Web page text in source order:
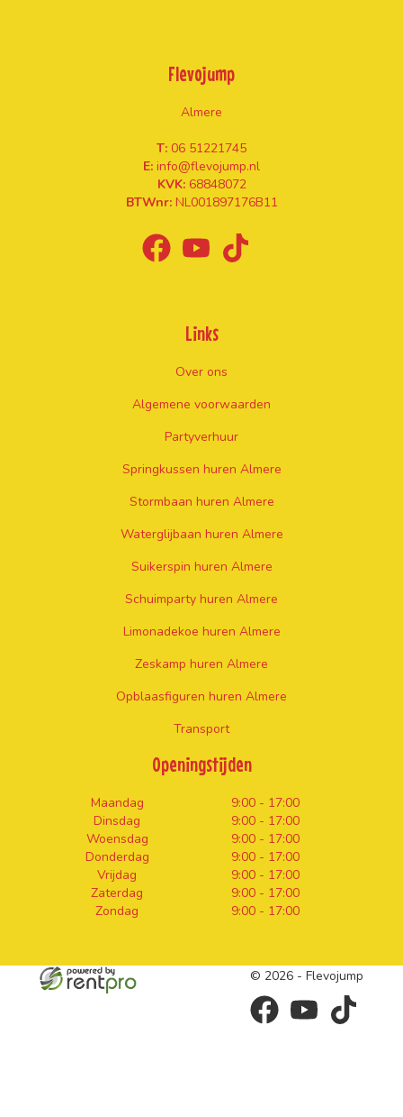
Flevojump
Almere
T: 06 51221745
E: info@flevojump.nl
KVK: 68848072
BTWnr: NL001897176B11
Links
Over ons
Algemene voorwaarden
Partyverhuur
Springkussen huren Almere
Stormbaan huren Almere
Waterglijbaan huren Almere
Suikerspin huren Almere
Schuimparty huren Almere
Limonadekoe huren Almere
Zeskamp huren Almere
Opblaasfiguren huren Almere
Transport
Openingstijden
Maandag
Dinsdag
Woensdag
Donderdag
Vrijdag
Zaterdag
Zondag
9:00 - 17:00
9:00 - 17:00
9:00 - 17:00
9:00 - 17:00
9:00 - 17:00
9:00 - 17:00
9:00 - 17:00
© 2026 - Flevojump
facebookyoutube tiktok